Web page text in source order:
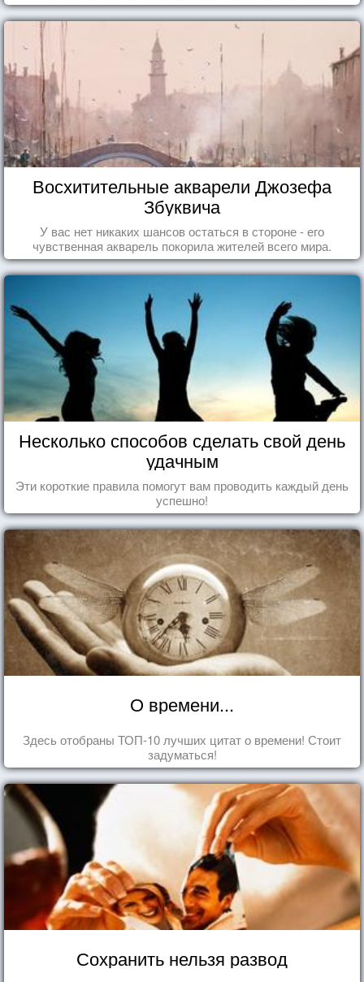
Восхитительные акварели Джозефа
Збуквича
У вас нет никаких шансов остаться в стороне - его
чувственная акварель покорила жителей всего мира.
Несколько способов сделать свой день
удачным
Эти короткие правила помогут вам проводить каждый день
успешно!
О времени...
Здесь отобраны ТОП-10 лучших цитат о времени! Стоит
задуматься!
Сохранить нельзя развод